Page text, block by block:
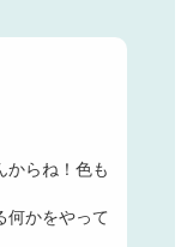
からね！色も
何かをやって